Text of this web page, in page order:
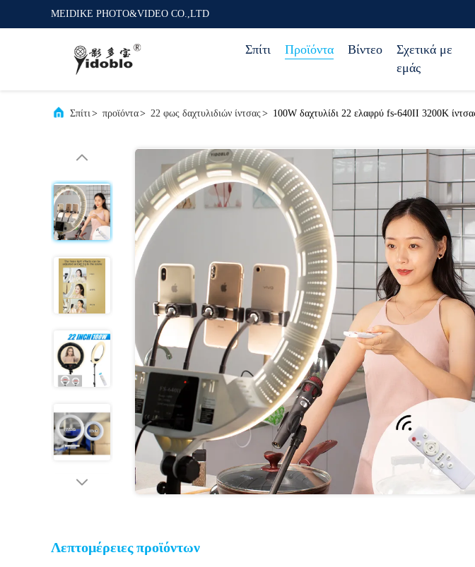
MEIDIKE PHOTO&VIDEO CO.,LTD
Σπίτι Προϊόντα Βίντεο
Σχετικά με
εμάς
Σπίτι> προϊόντα> 22 φως δαχτυλιδιών ίντσας > 100W δαχτυλίδι 22 ελαφρύ fs-640II 3200K
Λεπτομέρειες προϊόντων